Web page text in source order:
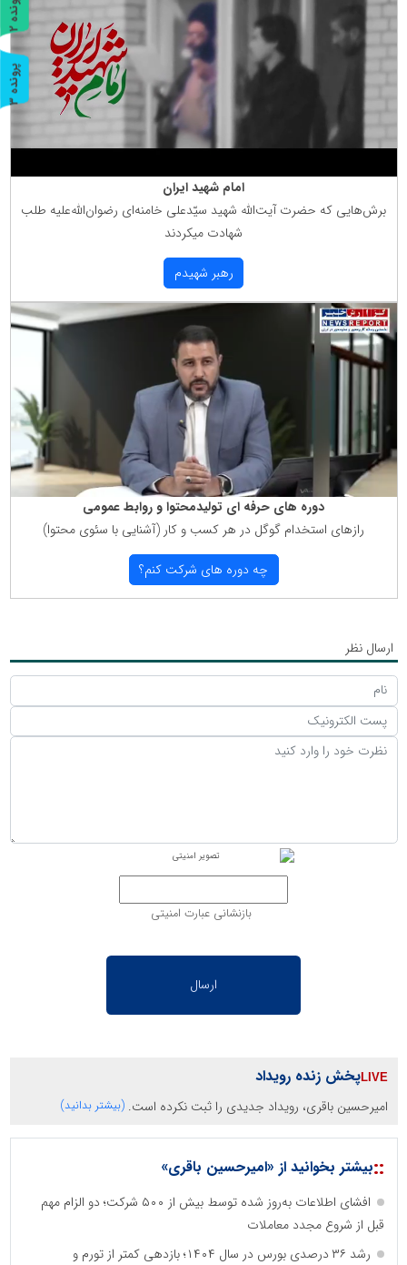
امام شهید ایران
برش‌هایی كه حضرت آیت‌الله شهید سیّدعلی خامنه‌ای رضوان‌الله‌علیه طلب
شهادت میكردند
رهبر شهیدم
دوره های حرفه ای تولیدمحتوا و روابط عمومی
رازهای استخدام گوگل در هر كسب و كار (آشنایی با سئوی محتوا)
چه دوره های شركت كنم؟
ارسال نظر
بازنشانی عبارت امنیتی
پخش زنده رویداد
امیرحسین باقری، رویداد جدیدی را ثبت نکرده است. (بیشتر بدانید)
::بیشتر بخوانید از «امیرحسین باقری»
افشای اطلاعات به‌روز شده توسط بیش از ۵۰۰ شرکت؛ دو الزام مهم
قبل از شروع مجدد معاملات
رشد ۳۶ درصدی بورس در سال ۱۴۰۴؛ بازدهی کمتر از تورم و
پ
ر
و
ن
د
ه
2
پ
ر
و
ن
د
ه
3